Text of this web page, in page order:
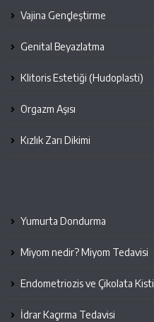
Vajina Gençleştirme
Genital Beyazlatma
Klitoris Estetiği (Hudoplasti)
Orgazm Aşısı
Kızlık Zarı Dikimi
Yumurta Dondurma
Miyom nedir? Miyom Tedavisi
Endometriozis ve Çikolata Kisti
İdrar Kaçırma Tedavisi